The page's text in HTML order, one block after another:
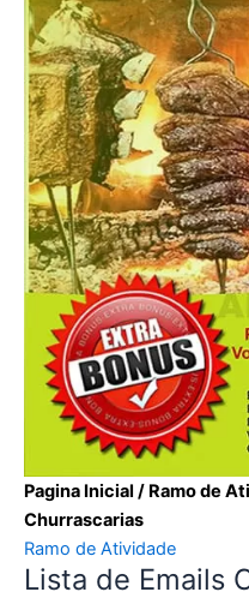
Pagina Inicial / Ramo de
Churrascarias
Ramo de Atividade
Lista de Emails